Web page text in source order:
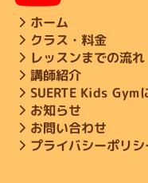
ホーム
クラス・料金
レッスンまでの流れ
講師紹介
SUERTE Kids Gym
お知らせ
お問い合わせ
プライバシーポリシ